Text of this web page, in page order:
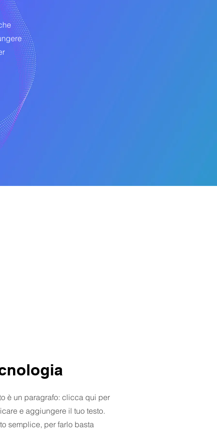
è un paragrafo: clicca qui per
e aggiungere il tuo testo.
semplice, per farlo basta